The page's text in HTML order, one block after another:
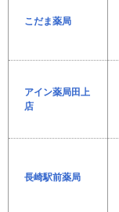
こだま薬局
アイン薬局田上
店
長崎駅前薬局